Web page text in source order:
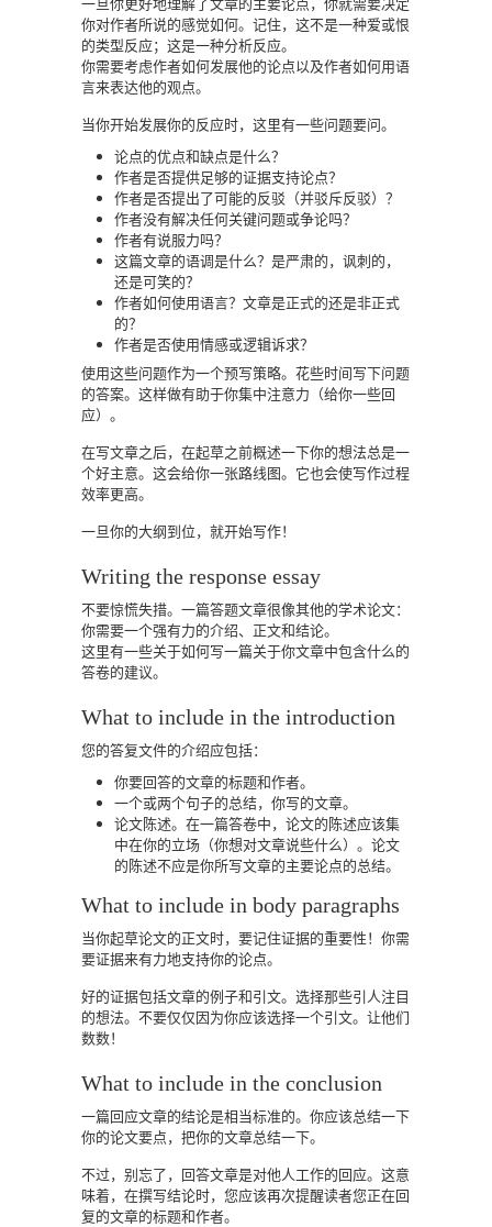
你对作者所说的感觉如何。记住，这不是一种爱或恨
的类型反应；这是一种分析反应。
你需要考虑作者如何发展他的论点以及作者如何用语
言来表达他的观点。
当你开始发展你的反应时，这里有一些问题要问。
论点的优点和缺点是什么？
作者是否提供足够的证据支持论点？
作者是否提出了可能的反驳（并驳斥反驳）？
作者没有解决任何关键问题或争论吗？
作者有说服力吗？
这篇文章的语调是什么？是严肃的，讽刺的，
还是可笑的？
作者如何使用语言？文章是正式的还是非正式
的？
作者是否使用情感或逻辑诉求？
使用这些问题作为一个预写策略。花些时间写下问题
的答案。这样做有助于你集中注意力（给你一些回
应）。
在写文章之后，在起草之前概述一下你的想法总是一
个好主意。这会给你一张路线图。它也会使写作过程
效率更高。
一旦你的大纲到位，就开始写作！
Writing the response essay
不要惊慌失措。一篇答题文章很像其他的学术论文：
你需要一个强有力的介绍、正文和结论。
这里有一些关于如何写一篇关于你文章中包含什么的
答卷的建议。
What to include in the introduction
您的答复文件的介绍应包括：
你要回答的文章的标题和作者。
一个或两个句子的总结，你写的文章。
论文陈述。在一篇答卷中，论文的陈述应该集
中在你的立场（你想对文章说些什么）。论文
的陈述不应是你所写文章的主要论点的总结。
What to include in body paragraphs
当你起草论文的正文时，要记住证据的重要性！你需
要证据来有力地支持你的论点。
好的证据包括文章的例子和引文。选择那些引人注目
的想法。不要仅仅因为你应该选择一个引文。让他们
数数！
What to include in the conclusion
一篇回应文章的结论是相当标准的。你应该总结一下
你的论文要点，把你的文章总结一下。
不过，别忘了，回答文章是对他人工作的回应。这意
味着，在撰写结论时，您应该再次提醒读者您正在回
复的文章的标题和作者。